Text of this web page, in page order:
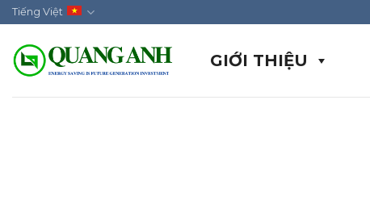
Skip
to
content
Tiếng Việt
GIỚI THIỆU